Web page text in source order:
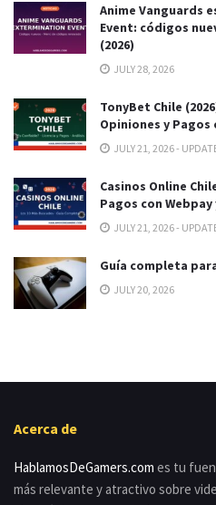
Anime Vanguards
Event: códigos
(2026)
JULY 28, 2026
TonyBet Chile
Opiniones y Pagos
JULY 21, 2026 -
Casinos Online
Pagos con
JULY 21, 2026 -
Guía completa
JULY 20, 2026
Acerca de
HablamosDeGamers.com es tu
más relevante y atractivo sobre